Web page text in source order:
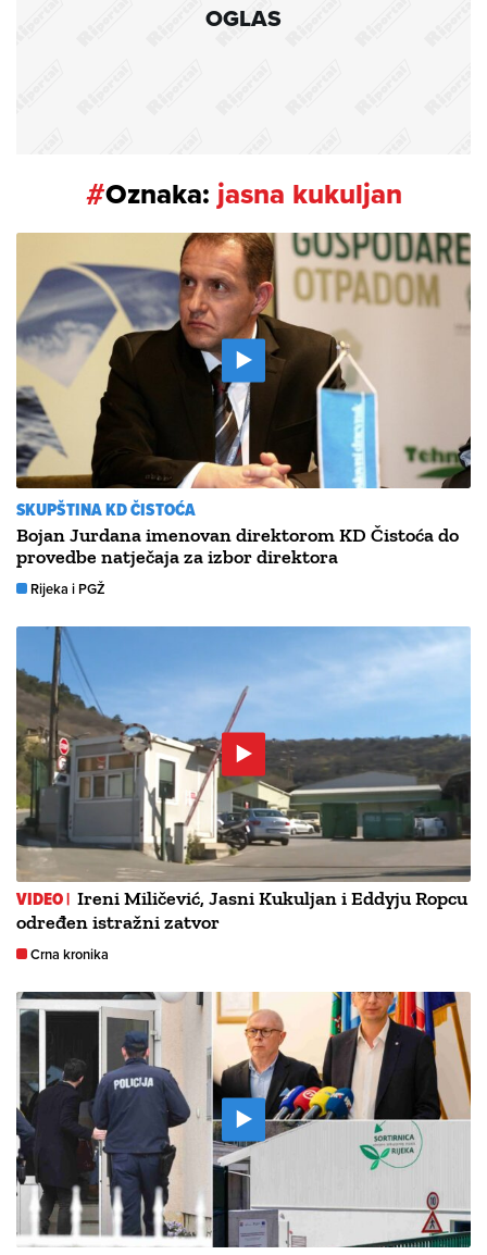
OGLAS
#Oznaka:jasna kukuljan
SKUPŠTINA KD ČISTOĆA
Bojan Jurdana imenovan direktorom KD Čistoća do
provedbe natječaja za izbor direktora
Rijeka i PGŽ
VIDEO | Ireni Miličević, Jasni Kukuljan i Eddyju Ropcu
određen istražni zatvor
Crna kronika